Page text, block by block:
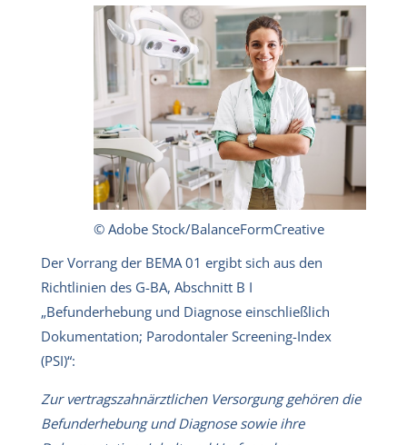
© Adobe Stock/BalanceFormCreative
Der Vorrang der BEMA 01 ergibt sich aus den
Richtlinien des G-BA, Abschnitt B I
„Befunderhebung und Diagnose einschließlich
Dokumentation; Parodontaler Screening-Index
(PSI)“:
Zur vertragszahnärztlichen Versorgung gehören die
Befunderhebung und Diagnose sowie ihre